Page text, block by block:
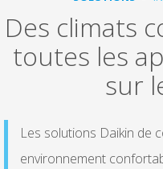
Des climats
toutes les
sur
Les solutions Daikin de
environnement